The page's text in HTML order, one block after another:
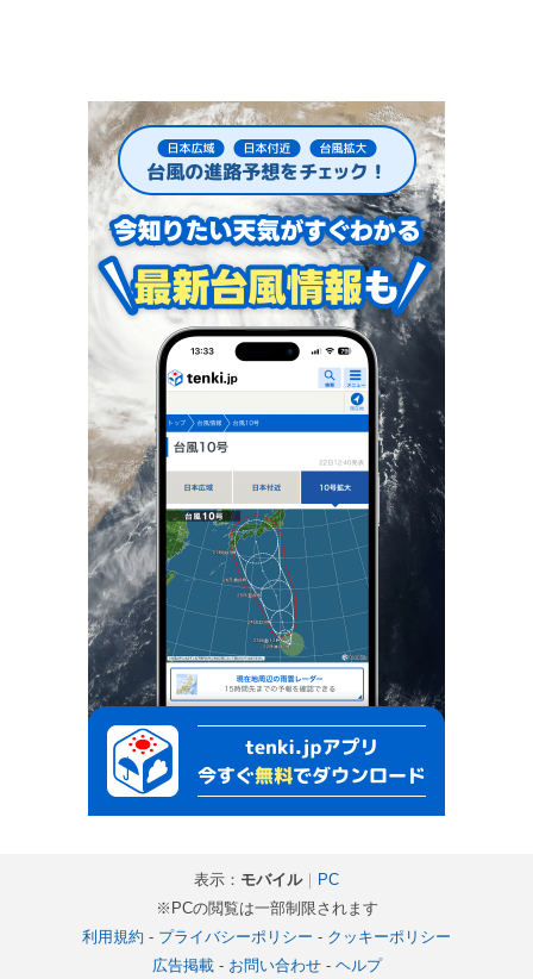
表示： モバイル｜ PC
※PCの閲覧は一部制限されます
利用規約 - プライバシーポリシー - クッキーポリシー
広告掲載- お問い合わせ- ヘルプ